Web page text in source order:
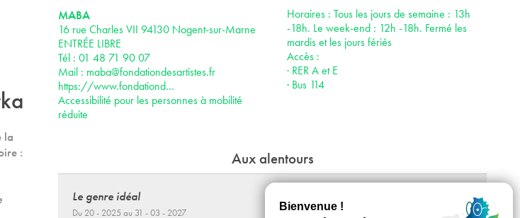
la
:
MABA
16 rue Charles VII 94130 Nogent-sur-Marne
ENTRÉE LIBRE
Tél : 01 48 71 90 07
Mail : maba@fondationdesartistes.fr
https://www.fondationd…
Accessibilité pour les personnes à mobilité
réduite
Horaires : Tous les jours de semaine : 13h
-18h. Le week-end : 12h -18h. Fermé les
mardis et les jours fériés
Accès :
· RER A et E
· Bus 114
Aux alentours
Le genre idéal
Du 20 - 2025 au 31 - 03 - 2027
Du 22 - 09 au 10 - 12 - 2026